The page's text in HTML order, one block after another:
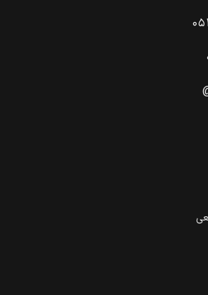
محصول، امکان انتخاب پرداخت در محل
آسان و بدون ضامن امکان‌پذیر
تمامی محصولات ارائه می‌شود.